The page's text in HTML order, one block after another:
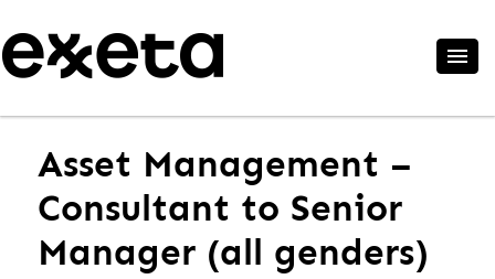
Asset Management –
Consultant to Senior
Manager (all genders)